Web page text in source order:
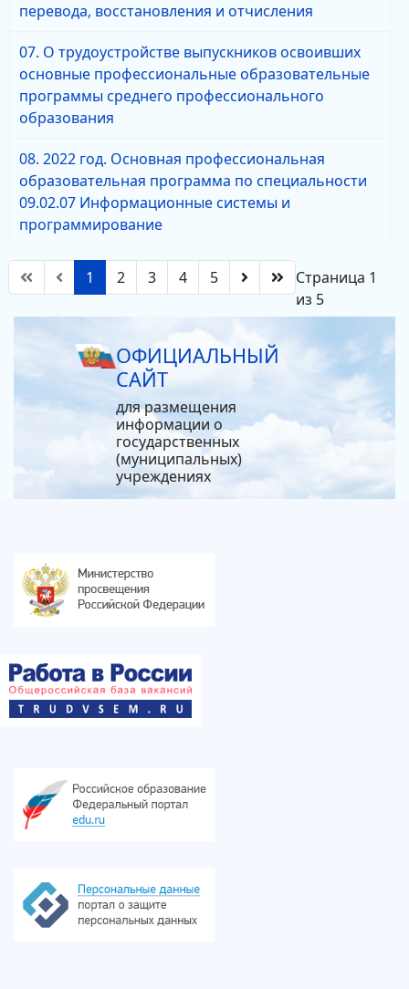
перевода, восстановления и отчисления
07. О трудоустройстве выпускников освоивших
основные профессиональные образовательные
программы среднего профессионального
образования
08. 2022 год. Основная профессиональная
образовательная программа по специальности
09.02.07 Информационные системы и
программирование
1 2 3 4 5
Страница 1
из 5
ОФИЦИАЛЬНЫЙ
САЙТ
для размещения
информации о
государственных
(муниципальных)
учреждениях